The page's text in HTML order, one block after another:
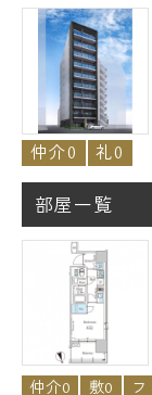
仲介0
礼0
部屋一覧
仲介0 敷0